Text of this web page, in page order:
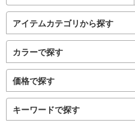
アイテムカテゴリから探す
カラーで探す
価格で探す
キーワードで探す